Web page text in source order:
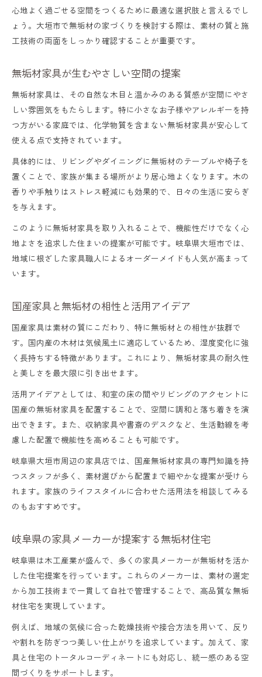
心地よく過ごせる空間をつくるために最適な選択肢と言えるでし
ょう。大垣市で無垢材の家づくりを検討する際は、素材の質と施
工技術の両面をしっかり確認することが重要です。
無垢材家具が生むやさしい空間の提案
無垢材家具は、その自然な木目と温かみのある質感が空間にやさ
しい雰囲気をもたらします。特に小さなお子様やアレルギーを持
つ方がいる家庭では、化学物質を含まない無垢材家具が安心して
使える点で支持されています。
具体的には、リビングやダイニングに無垢材のテーブルや椅子を
置くことで、家族が集まる場所がより居心地よくなります。木の
香りや手触りはストレス軽減にも効果的で、日々の生活に安らぎ
を与えます。
このように無垢材家具を取り入れることで、機能性だけでなく心
地よさを追求した住まいの提案が可能です。岐阜県大垣市では、
地域に根ざした家具職人によるオーダーメイドも人気が高まって
います。
国産家具と無垢材の相性と活用アイデア
国産家具は素材の質にこだわり、特に無垢材との相性が抜群で
す。国内産の木材は気候風土に適応しているため、湿度変化に強
く長持ちする特徴があります。これにより、無垢材家具の耐久性
と美しさを最大限に引き出せます。
活用アイデアとしては、和室の床の間やリビングのアクセントに
国産の無垢材家具を配置することで、空間に調和と落ち着きを演
出できます。また、収納家具や書斎のデスクなど、生活動線を考
慮した配置で機能性を高めることも可能です。
岐阜県大垣市周辺の家具店では、国産無垢材家具の専門知識を持
つスタッフが多く、素材選びから配置まで細やかな提案が受けら
れます。家族のライフスタイルに合わせた活用法を相談してみる
のもおすすめです。
岐阜県の家具メーカーが提案する無垢材住宅
岐阜県は木工産業が盛んで、多くの家具メーカーが無垢材を活か
した住宅提案を行っています。これらのメーカーは、素材の選定
から加工技術まで一貫して自社で管理することで、高品質な無垢
材住宅を実現しています。
例えば、地域の気候に合った乾燥技術や接合方法を用いて、反り
や割れを防ぎつつ美しい仕上がりを追求しています。加えて、家
具と住宅のトータルコーディネートにも対応し、統一感のある空
間づくりをサポートします。